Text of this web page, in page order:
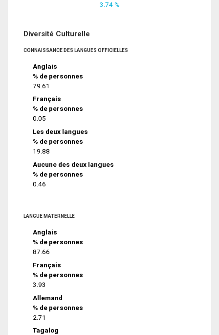
3.74 %
Diversité Culturelle
CONNAISSANCE DES LANGUES OFFICIELLES
Anglais
% de personnes
79.61
Français
% de personnes
0.05
Les deux langues
% de personnes
19.88
Aucune des deux langues
% de personnes
0.46
LANGUE MATERNELLE
Anglais
% de personnes
87.66
Français
% de personnes
3.93
Allemand
% de personnes
2.71
Tagalog